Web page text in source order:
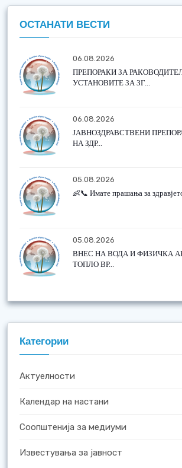
ОСТАНАТИ ВЕСТИ
06.08.2026
ПРЕПОРАКИ ЗА
УСТАНОВИТЕ ЗА ЗГ...
06.08.2026
ЈАВНОЗДРАВСТВЕНИ
НА ЗДР...
05.08.2026
👶📞 Имате прашања за
05.08.2026
ВНЕС НА ВОДА И ФИЗИЧКА
ТОПЛО ВР...
Категории
Актуелности
Календар на настани
Соопштенија за медиуми
Известувања за јавност